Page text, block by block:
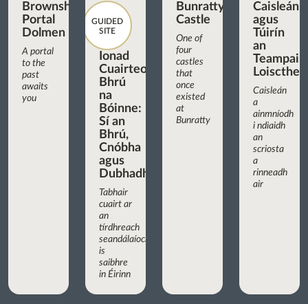
Brownshill
Portal
Dolmen
A portal
to the
past
awaits
you
GUIDED
SITE
Ionad
Cuairteoirí
Bhrú
na
Bóinne:
Sí an
Bhrú,
Cnóbha
agus
Dubhadh
Tabhair
cuairt ar
an
tírdhreach
seandálaíochta
is
saibhre
in Éirinn
Bunratty
Castle
One of
four
castles
that
once
existed
at
Bunratty
Caisleán
agus
Túirín
an
Teampaill
Loiscthe
Caisleán
a
ainmníodh
i ndiaidh
an
scriosta
a
rinneadh
air